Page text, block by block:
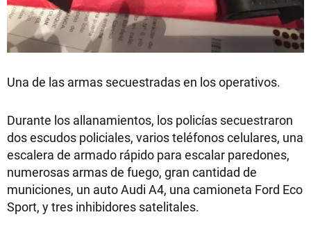
Una de las armas secuestradas en los operativos.
Durante los allanamientos, los policías secuestraron
dos escudos policiales, varios teléfonos celulares, una
escalera de armado rápido para escalar paredones,
numerosas armas de fuego, gran cantidad de
municiones, un auto Audi A4, una camioneta Ford Eco
Sport, y tres inhibidores satelitales.